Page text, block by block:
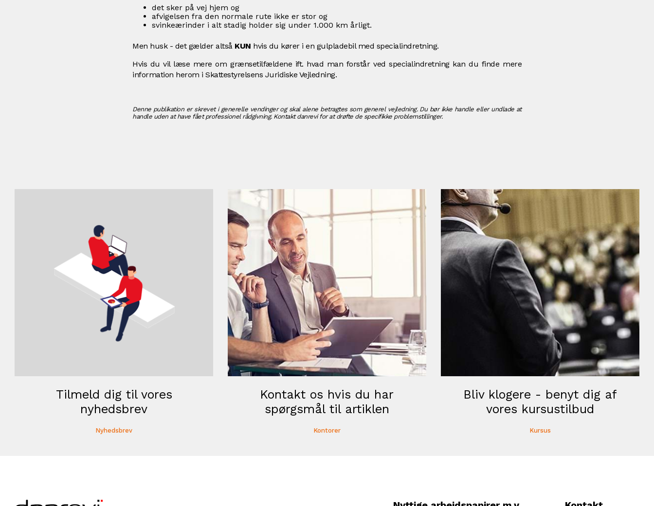
det sker på vej hjem og
afvigelsen fra den normale rute ikke er stor og
svinkeærinder i alt stadig holder sig under 1.000 km årligt.
Men husk - det gælder altså KUN hvis du kører i en gulpladebil med specialindretning.
Hvis du vil læse mere om grænsetilfældene ift. hvad man forstår ved specialindretning kan du finde mere
information herom i Skattestyrelsens Juridiske Vejledning.
Denne publikation er skrevet i generelle vendinger og skal alene betragtes som generel vejledning. Du bør ikke handle eller undlade at
handle uden at have fået professionel rådgivning. Kontakt danrevi for at drøfte de specifikke problemstillinger.
Tilmeld dig til vores
nyhedsbrev
Nyhedsbrev
Kontakt os hvis du har
spørgsmål til artiklen
Kontorer
Bliv klogere - benyt dig af
vores kursustilbud
Kursus